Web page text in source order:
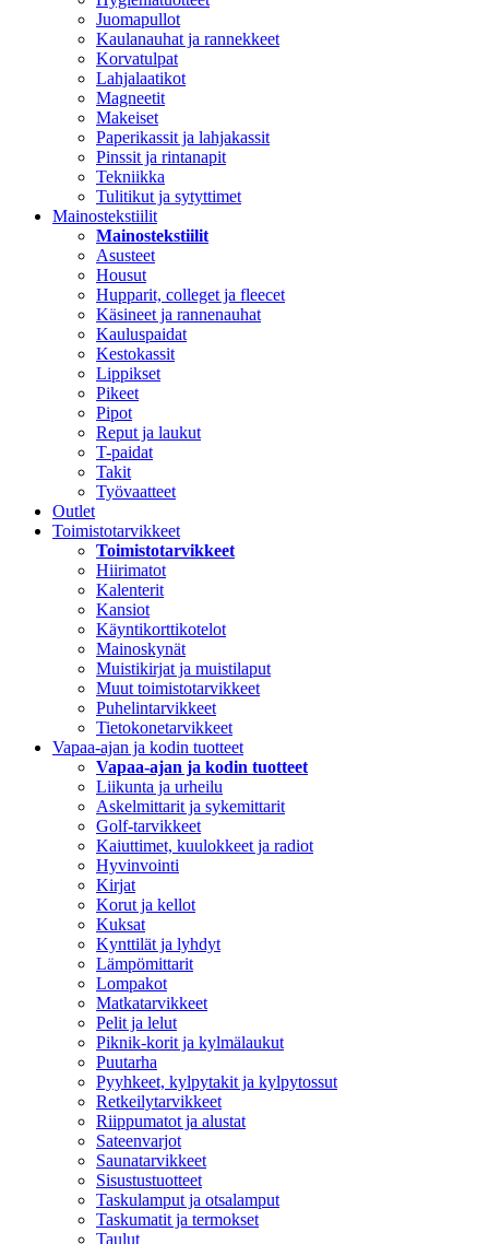
Juomapullot
Kaulanauhat ja rannekkeet
Korvatulpat
Lahjalaatikot
Magneetit
Makeiset
Paperikassit ja lahjakassit
Pinssit ja rintanapit
Tekniikka
Tulitikut ja sytyttimet
Mainostekstiilit
Mainostekstiilit
Asusteet
Housut
Hupparit, colleget ja fleecet
Käsineet ja rannenauhat
Kauluspaidat
Kestokassit
Lippikset
Pikeet
Pipot
Reput ja laukut
T-paidat
Takit
Työvaatteet
Outlet
Toimistotarvikkeet
Toimistotarvikkeet
Hiirimatot
Kalenterit
Kansiot
Käyntikorttikotelot
Mainoskynät
Muistikirjat ja muistilaput
Muut toimistotarvikkeet
Puhelintarvikkeet
Tietokonetarvikkeet
Vapaa-ajan ja kodin tuotteet
Vapaa-ajan ja kodin tuotteet
Liikunta ja urheilu
Askelmittarit ja sykemittarit
Golf-tarvikkeet
Kaiuttimet, kuulokkeet ja radiot
Hyvinvointi
Kirjat
Korut ja kellot
Kuksat
Kynttilät ja lyhdyt
Lämpömittarit
Lompakot
Matkatarvikkeet
Pelit ja lelut
Piknik-korit ja kylmälaukut
Puutarha
Pyyhkeet, kylpytakit ja kylpytossut
Retkeilytarvikkeet
Riippumatot ja alustat
Sateenvarjot
Saunatarvikkeet
Sisustustuotteet
Taskulamput ja otsalamput
Taskumatit ja termokset
Taulut